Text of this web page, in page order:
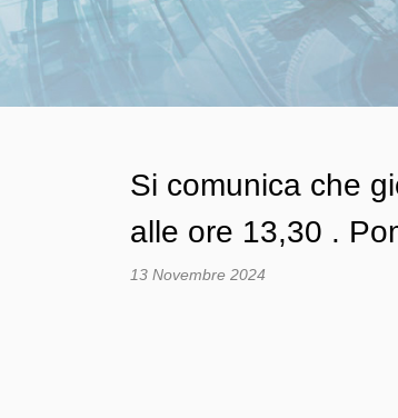
Si comunica che
alle ore 13,30 .
13 Novembre 2024